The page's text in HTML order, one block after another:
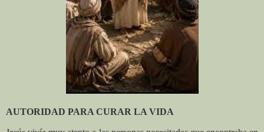
AUTORIDAD PARA CURAR LA VIDA